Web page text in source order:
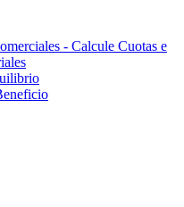
- Calcule Cuotas e